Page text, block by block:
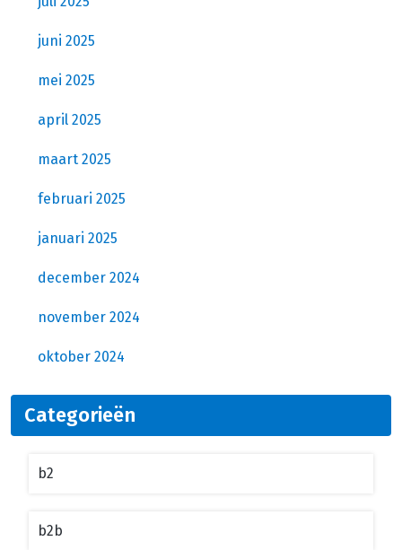
juni 2025
mei 2025
april 2025
maart 2025
februari 2025
januari 2025
december 2024
november 2024
oktober 2024
Categorieën
b2
b2b